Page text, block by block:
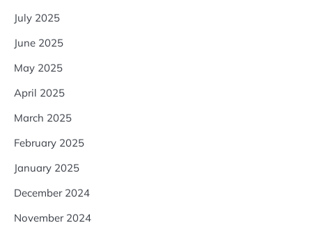
July 2025
June 2025
May 2025
April 2025
March 2025
February 2025
January 2025
December 2024
November 2024